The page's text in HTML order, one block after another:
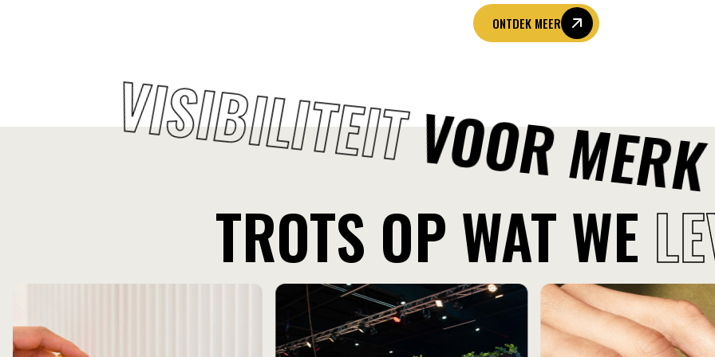
VISIBILITEITVOOR
luchthavenvereisten ontwerpen, produceren en installeren we
displays die reizigers aanspreken en voldoen aan de strengste
ONTDEK MEER
TROTS OP WAT WE